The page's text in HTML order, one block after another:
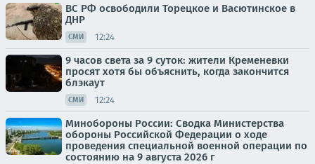
ВС РФ освободили Торецкое и Васютинское в
ДНР
СМИ 12:24
9 часов света за 9 суток: жители Кременевки
просят хотя бы объяснить, когда закончится
блэкаут
СМИ 12:24
Минобороны России: Сводка Министерства
обороны Российской Федерации о ходе
проведения специальной военной операции по
состоянию на 9 августа 2026 г